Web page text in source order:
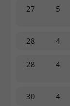
27 5
28 4
28 4
30 4